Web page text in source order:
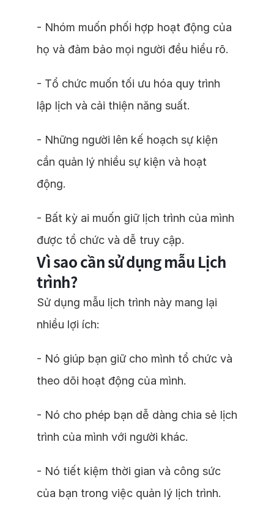
- Nhóm muốn phối hợp hoạt động của
họ và đảm bảo mọi người đều hiểu rõ.
- Tổ chức muốn tối ưu hóa quy trình
lập lịch và cải thiện năng suất.
- Những người lên kế hoạch sự kiện
cần quản lý nhiều sự kiện và hoạt
động.
- Bất kỳ ai muốn giữ lịch trình của mình
được tổ chức và dễ truy cập.
Vì sao cần sử dụng mẫu Lịch
trình?
Sử dụng mẫu lịch trình này mang lại
nhiều lợi ích:
- Nó giúp bạn giữ cho mình tổ chức và
theo dõi hoạt động của mình.
- Nó cho phép bạn dễ dàng chia sẻ lịch
trình của mình với người khác.
- Nó tiết kiệm thời gian và công sức
của bạn trong việc quản lý lịch trình.